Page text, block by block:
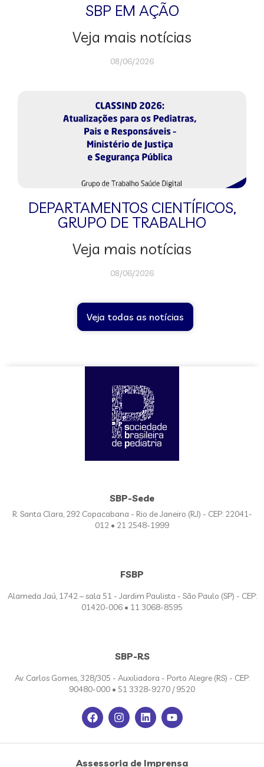
SBP EM AÇÃO
Veja mais notícias
08/06/2026
DEPARTAMENTOS CIENTÍFICOS,
GRUPO DE TRABALHO
Veja mais notícias
08/06/2026
Veja todas as notícias
SBP-Sede
R. Santa Clara, 292 Copacabana - Rio de Janeiro (RJ) - CEP: 22041-
012 • 21 2548-1999
FSBP
Alameda Jaú, 1742 – sala 51 - Jardim Paulista - São Paulo (SP) - CEP:
01420-006 • 11 3068-8595
SBP-RS
Av. Carlos Gomes, 328/305 - Auxiliadora - Porto Alegre (RS) - CEP:
90480-000 • 51 3328-9270 / 9520
Assessoria de Imprensa